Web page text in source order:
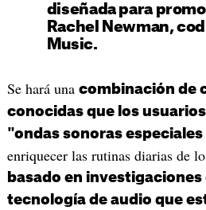
diseñada para
Rachel Newman,
Music.
Se hará una combinación de
conocidas que los
"ondas sonoras especiales
enriquecer las rutinas diarias de
basado en
tecnología de audio que